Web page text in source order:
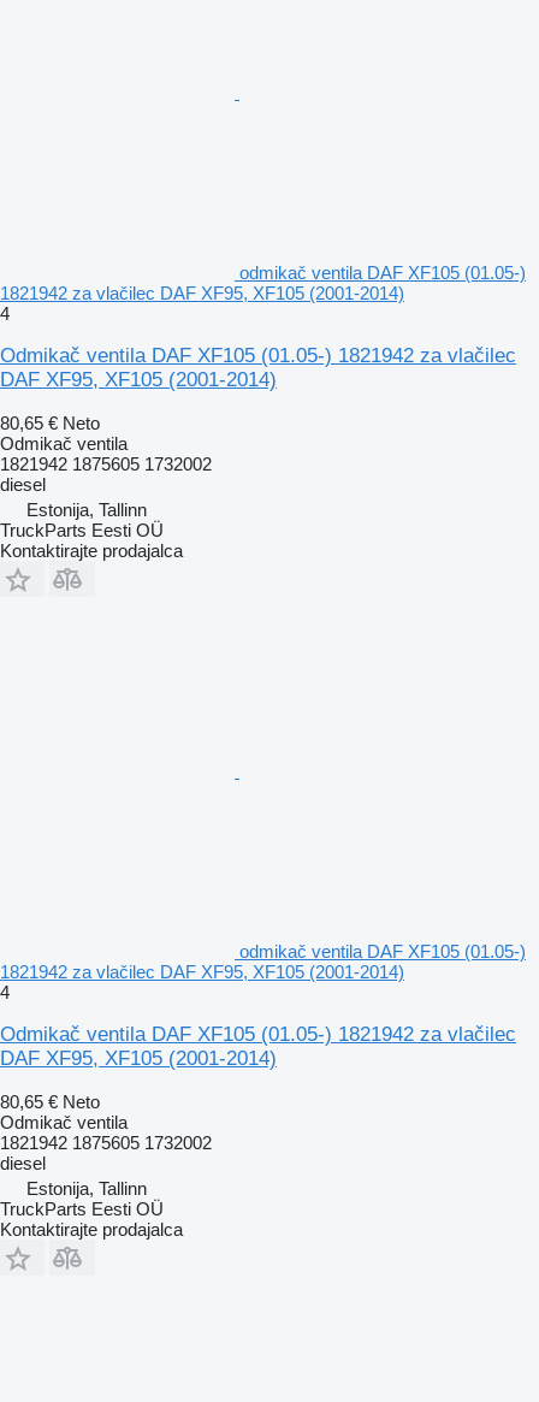
odmikač ventila DAF XF105 (01.05-)
1821942 za vlačilec DAF XF95, XF105 (2001-2014)
4
Odmikač ventila DAF XF105 (01.05-) 1821942 za vlačilec
DAF XF95, XF105 (2001-2014)
80,65 € Neto
Odmikač ventila
1821942 1875605 1732002
diesel
Estonija, Tallinn
TruckParts Eesti OÜ
Kontaktirajte prodajalca
odmikač ventila DAF XF105 (01.05-)
1821942 za vlačilec DAF XF95, XF105 (2001-2014)
4
Odmikač ventila DAF XF105 (01.05-) 1821942 za vlačilec
DAF XF95, XF105 (2001-2014)
80,65 € Neto
Odmikač ventila
1821942 1875605 1732002
diesel
Estonija, Tallinn
TruckParts Eesti OÜ
Kontaktirajte prodajalca